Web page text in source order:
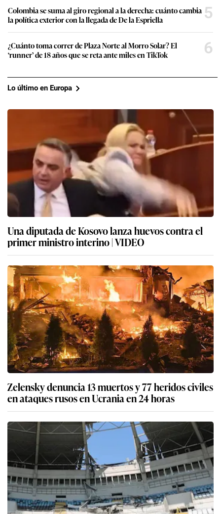
Colombia se suma al giro regional a la derecha: cuánto cambia
la política exterior con la llegada de De la Espriella
5
¿Cuánto toma correr de Plaza Norte al Morro Solar? El
‘runner’ de 18 años que se reta ante miles en TikTok
6
Lo último en Europa
Una diputada de Kosovo lanza huevos contra el
primer ministro interino | VIDEO
Zelensky denuncia 13 muertos y 77 heridos civiles
en ataques rusos en Ucrania en 24 horas